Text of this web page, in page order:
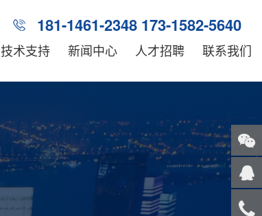
181-1461-2348 173-1582-5640
技术支持 新闻中心 人才招聘 联系我们
关注
微信
客服